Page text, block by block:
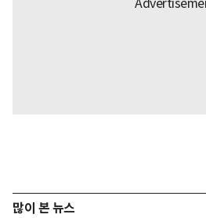
많이 본 뉴스